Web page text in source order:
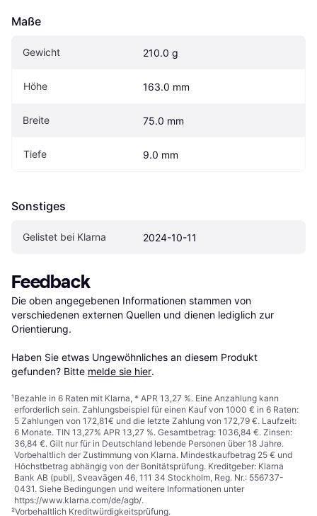
Maße
Gewicht 210.0 g
Höhe 163.0 mm
Breite 75.0 mm
Tiefe 9.0 mm
Sonstiges
Gelistet bei Klarna 2024-10-11
Feedback
Die oben angegebenen Informationen stammen von
verschiedenen externen Quellen und dienen lediglich zur
Orientierung.
Haben Sie etwas Ungewöhnliches an diesem Produkt
gefunden? Bitte melde sie hier.
¹Bezahle in 6 Raten mit Klarna, * APR 13,27 %. Eine Anzahlung kann
erforderlich sein. Zahlungsbeispiel für einen Kauf von 1000 € in 6 Raten:
5 Zahlungen von 172,81€ und die letzte Zahlung von 172,79 €. Laufzeit:
6 Monate. TIN 13,27% APR 13,27 %. Gesamtbetrag: 1036,84 €. Zinsen:
36,84 €. Gilt nur für in Deutschland lebende Personen über 18 Jahre.
Vorbehaltlich der Zustimmung von Klarna. Mindestkaufbetrag 25 € und
Höchstbetrag abhängig von der Bonitätsprüfung. Kreditgeber: Klarna
Bank AB (publ), Sveavägen 46, 111 34 Stockholm, Reg. Nr.: 556737-
0431. Siehe Bedingungen und weitere Informationen unter
https://www.klarna.com/de/agb/.
²Vorbehaltlich Kreditwürdigkeitsprüfung.